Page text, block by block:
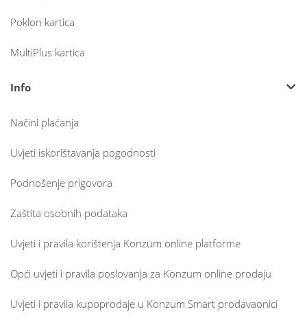
Poklon kartica
MultiPlus kartica
Info
Načini plaćanja
Uvjeti iskorištavanja pogodnosti
Podnošenje prigovora
Zaštita osobnih podataka
Uvjeti i pravila korištenja Konzum online platforme
Opći uvjeti i pravila poslovanja za Konzum online prodaju
Uvjeti i pravila kupoprodaje u Konzum Smart prodavaonici